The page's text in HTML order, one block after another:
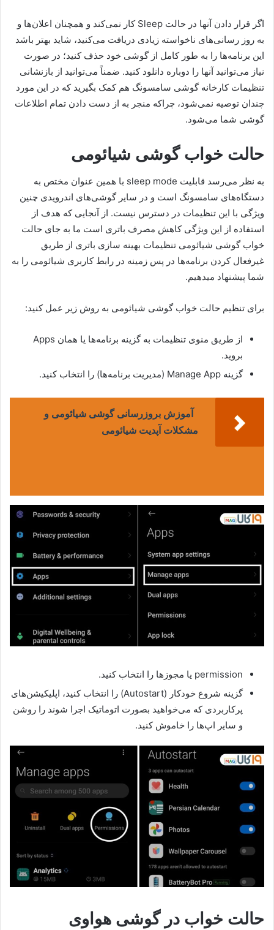
اگر قرار دادن آنها در حالت Sleep کار نمی‌کند و همچنان اعلان‌ها و
به روز رسانی‌های ناخواسته زیادی دریافت می‌کنید، شاید بهتر باشد
این برنامه‌ها را به طور کامل از گوشی خود حذف کنید؛ در صورت
نیاز می‌توانید آنها را دوباره دانلود کنید. ضمناً می‌توانید از بازنشانی
تنظیمات کارخانه گوشی سامسونگ هم کمک بگیرید که در این مورد
چندان توصیه نمی‌شود، چراکه منجر به از دست دادن تمام اطلاعات
گوشی شما می‌شود.
حالت خواب گوشی شیائومی
به نظر می‌رسد قابلیت sleep mode با همین عنوان مختص به
دستگاه‌های سامسونگ است و در سایر گوشی‌های اندرویدی چنین
ویژگی با این تنظیمات در دسترس نیست. از آنجایی که هدف از
استفاده از این ویژگی کاهش مصرف باتری است ما به جای حالت
خواب گوشی شیائومی تنظیمات بهینه سازی باتری از طریق
غیرفعال کردن برنامه‌ها در پس زمینه در رابط کاربری شیائومی را به
شما پیشنهاد میدهیم.
برای تنظیم حالت خواب گوشی شیائومی به روش زیر عمل کنید:
از طریق منوی تنظیمات به گزینه برنامه‌ها یا همان Apps
بروید.
گزینه Manage App (مدیریت برنامه‌ها) را انتخاب کنید.
آموزش بروزرسانی گوشی شیائومی و
مشکلات آپدیت شیائومی
permission یا مجوزها را انتخاب کنید.
گزینه شروع خودکار (Autostart) را انتخاب کنید، اپلیکیشن‌های
پرکاربردی که می‌خواهید بصورت اتوماتیک اجرا شوند را روشن
و سایر اپ‌ها را خاموش کنید.
حالت خواب در گوشی هواوی